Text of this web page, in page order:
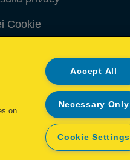
Cookie
garanzia
on
Accept All
Necessary Only
Cookie Settings